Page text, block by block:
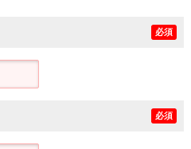
必須
必須